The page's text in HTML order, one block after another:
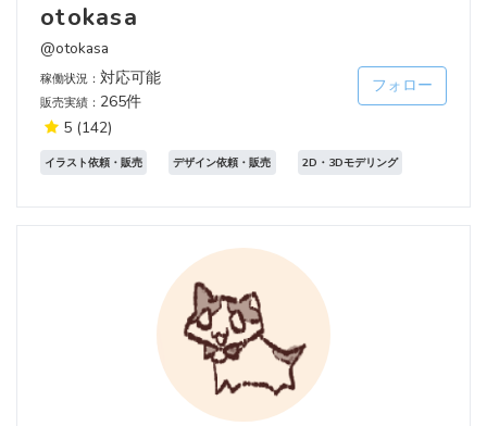
otokasa
@otokasa
稼働状況： 対応可能
販売実績： 265件
5 (142)
フォロー
イラスト依頼・販売 デザイン依頼・販売 2D・3Dモデリング